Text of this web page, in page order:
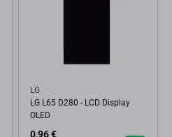
LG
LG L65 D280 - LCD Display
OLED
0,96 €